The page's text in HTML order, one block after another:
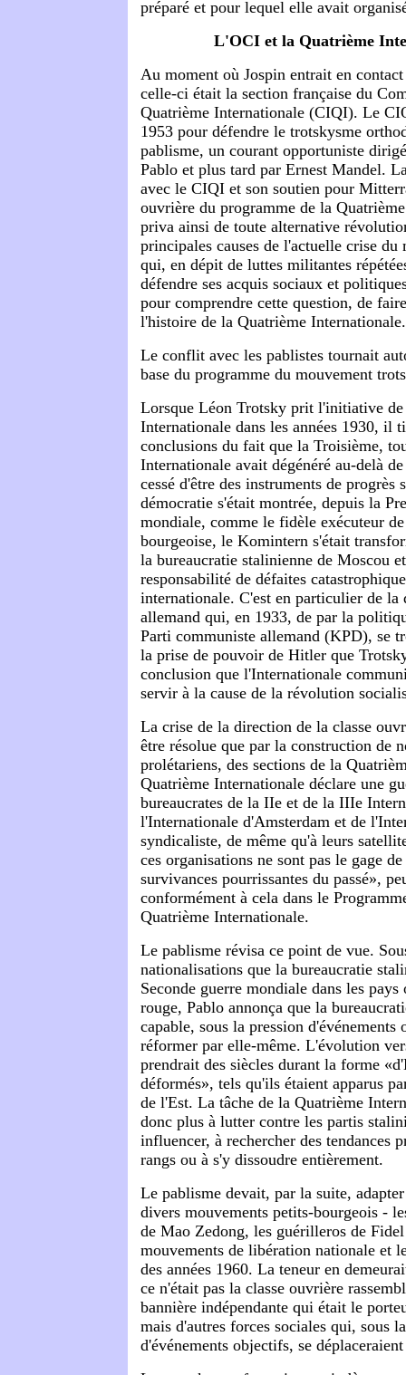
préparé et pour lequel elle avait
L'OCI et la Quatrième
Au moment où Jospin entrait en
celle-ci était la section française du
Quatrième Internationale (CIQI). Le
1953 pour défendre le trotskysme
pablisme, un courant opportuniste
Pablo et plus tard par Ernest Mandel.
avec le CIQI et son soutien pour
ouvrière du programme de la
priva ainsi de toute alternative
principales causes de l'actuelle crise
qui, en dépit de luttes militantes
défendre ses acquis sociaux et
pour comprendre cette question, de
l'histoire de la Quatrième Internationale.
Le conflit avec les pablistes tournait
base du programme du mouvement
Lorsque Léon Trotsky prit l'initiative
Internationale dans les années 1930, il
conclusions du fait que la Troisième,
Internationale avait dégénéré au-delà
cessé d'être des instruments de progrès
démocratie s'était montrée, depuis la
mondiale, comme le fidèle exécuteur
bourgeoise, le Komintern s'était
la bureaucratie stalinienne de Moscou
responsabilité de défaites
internationale. C'est en particulier de la
allemand qui, en 1933, de par la
Parti communiste allemand (KPD), se
la prise de pouvoir de Hitler que
conclusion que l'Internationale
servir à la cause de la révolution
La crise de la direction de la classe
être résolue que par la construction de
prolétariens, des sections de la
Quatrième Internationale déclare une
bureaucrates de la IIe et de la IIIe
l'Internationale d'Amsterdam et de
syndicaliste, de même qu'à leurs
ces organisations ne sont pas le gage
survivances pourrissantes du passé»,
conformément à cela dans le
Quatrième Internationale.
Le pablisme révisa ce point de vue.
nationalisations que la bureaucratie
Seconde guerre mondiale dans les
rouge, Pablo annonça que la
capable, sous la pression d'événements
réformer par elle-même. L'évolution
prendrait des siècles durant la forme
déformés», tels qu'ils étaient apparus
de l'Est. La tâche de la Quatrième
donc plus à lutter contre les partis
influencer, à rechercher des tendances
rangs ou à s'y dissoudre entièrement.
Le pablisme devait, par la suite,
divers mouvements petits-bourgeois -
de Mao Zedong, les guérilleros de
mouvements de libération nationale et
des années 1960. La teneur en
ce n'était pas la classe ouvrière
bannière indépendante qui était le
mais d'autres forces sociales qui, sous
d'événements objectifs, se